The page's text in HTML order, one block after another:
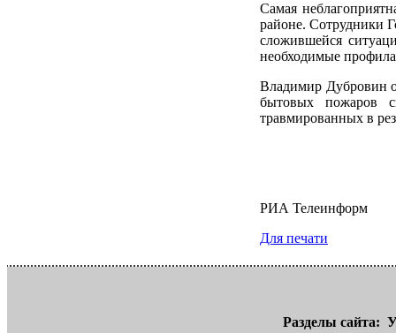
Самая
районе. Сотрудники
сложившейся
необходимые
Владимир Дубровин
бытовых пожаров
травмированных в
РИА Телеинформ
Для печати
Разделы сайта: